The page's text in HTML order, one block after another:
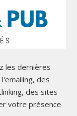
les dernières
des
des sites
votre présence